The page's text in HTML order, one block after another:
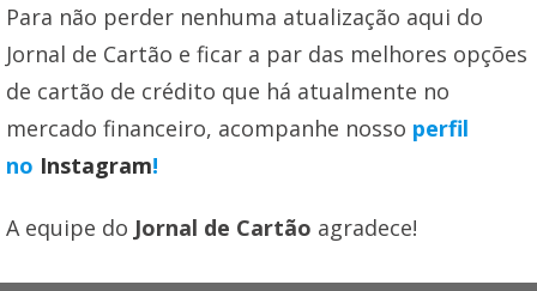
Para não perder nenhuma atualização aqui do
Jornal de Cartão e ficar a par das melhores opções
de cartão de crédito que há atualmente no
mercado financeiro, acompanhe nosso perfil
no Instagram!
A equipe do Jornal de Cartão agradece!